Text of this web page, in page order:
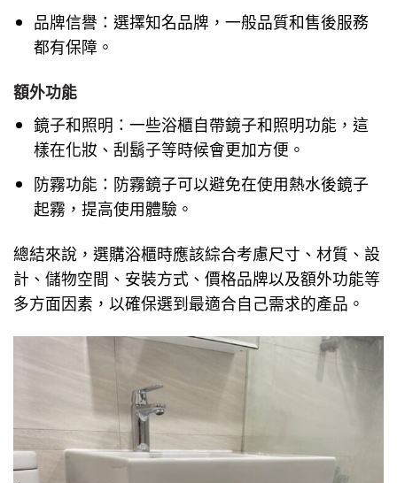
品牌信譽：選擇知名品牌，一般品質和售後服務
都有保障。
額外功能
鏡子和照明：一些浴櫃自帶鏡子和照明功能，這
樣在化妝、刮鬍子等時候會更加方便。
防霧功能：防霧鏡子可以避免在使用熱水後鏡子
起霧，提高使用體驗。
總結來說，選購浴櫃時應該綜合考慮尺寸、材質、設
計、儲物空間、安裝方式、價格品牌以及額外功能等
多方面因素，以確保選到最適合自己需求的產品。